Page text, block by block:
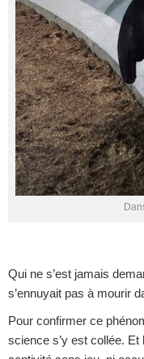
Qui ne s’est jamais
s’ennuyait pas à mourir
Pour confirmer ce
science s’y est collée.